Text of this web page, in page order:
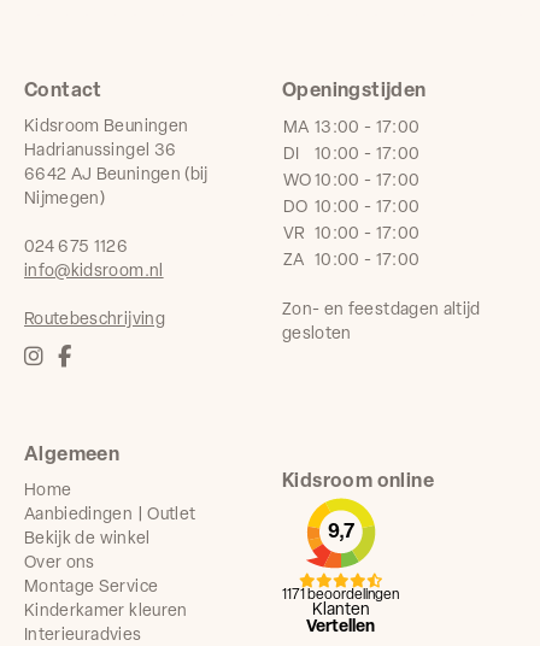
Algemeen
Home
Aanbiedingen | Outlet
Bekijk de winkel
Over ons
Montage Service
Kinderkamer kleuren
Interieuradvies
Contact
Kidsroom Beuningen
Hadrianussingel 36
6642 AJ Beuningen (bij
Nijmegen)
024 675 1126
info@kidsroom.nl
Routebeschrijving
Openingstijden
MA 13:00 - 17:00
DI
10:00 - 17:00
WO 10:00 - 17:00
DO 10:00 - 17:00
VR 10:00 - 17:00
ZA 10:00 - 17:00
Zon- en feestdagen altijd
gesloten
Kidsroom online
9,7
Klanten
Vertellen
1171 beoordelingen